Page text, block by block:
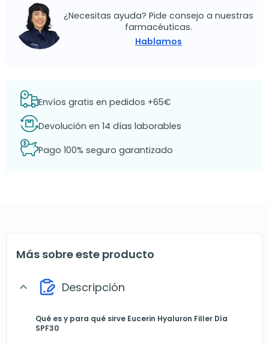
¿Necesitas ayuda? Pide consejo a nuestras
farmacéuticas.
Hablamos
Envíos gratis en pedidos +65€
Devolución en 14 días laborables
Pago 100% seguro garantizado
Más sobre este producto
expand_more Descripción
Qué es y para qué sirve Eucerin Hyaluron Filler Día
SPF30